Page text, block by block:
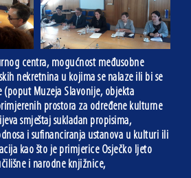
centra, mogućnost međusobne
nekretnina u kojima se nalaze ili bi se
(poput Muzeja Slavonije, objekta
prostora za određene kulturne
smještaj sukladan propisima,
i sufinanciranja ustanova u kulturi ili
kao što je primjerice Osječko ljeto
i narodne knjižnice,